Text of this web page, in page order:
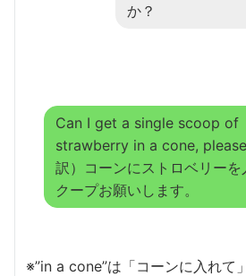
か？
Can I get a single scoop of
strawberry in a cone,
訳）コーンにストロベリーを
クープお願いします。
※”in a cone”は「コーンに入れて